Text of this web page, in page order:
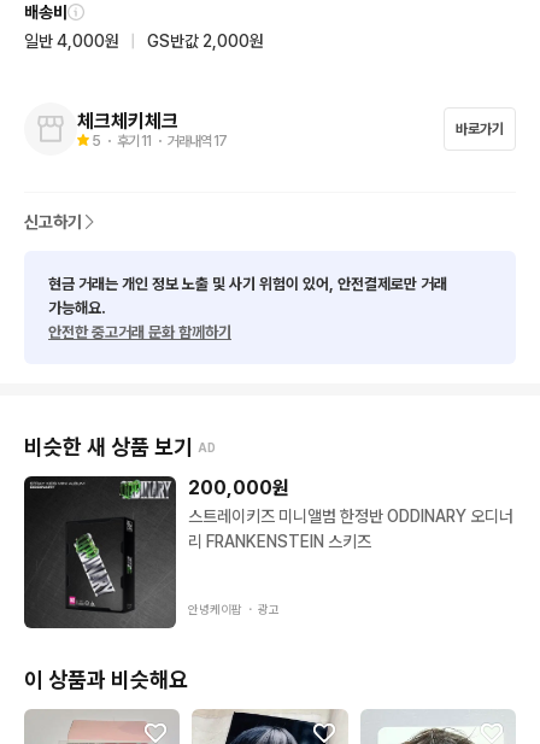
배송비
일반 4,000원
GS반값 2,000원
체크체키체크
5 ・ 후기 11 ・ 거래내역 17
바로가기
신고하기
현금 거래는 개인 정보 노출 및 사기 위험이 있어, 안전결제로만 거래
가능해요.
안전한 중고거래 문화 함께하기
비슷한 새 상품 보기 AD
200,000원
스트레이키즈 미니앨범 한정반 ODDINARY 오디너
리 FRANKENSTEIN 스키즈
안녕케이팝 ・ 광고
이 상품과 비슷해요